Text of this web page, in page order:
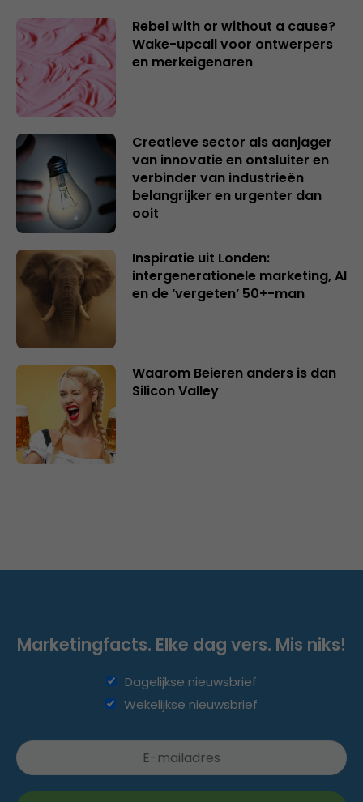
Rebel with or without a cause?
Wake-upcall voor ontwerpers
en merkeigenaren
Creatieve sector als aanjager
van innovatie en ontsluiter en
verbinder van industrieën
belangrijker en urgenter dan
ooit
Inspiratie uit Londen:
intergenerationele marketing, AI
en de ‘vergeten’ 50+-man
Waarom Beieren anders is dan
Silicon Valley
Marketingfacts. Elke dag vers. Mis niks!
Dagelijkse nieuwsbrief
Wekelijkse nieuwsbrief